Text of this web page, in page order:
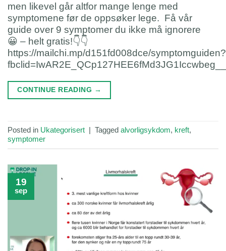
men likevel går altfor mange lenge med
symptomene før de oppsøker lege. Få vår
guide over 9 symptomer du ikke må ignorere
😀 – helt gratis!👇👇
https://mailchi.mp/d151fd008dce/symptomguiden?
CONTINUE READING →
Posted in Ukategorisert | Tagged alvorligsykdom, kreft,
symptomer
19
sep